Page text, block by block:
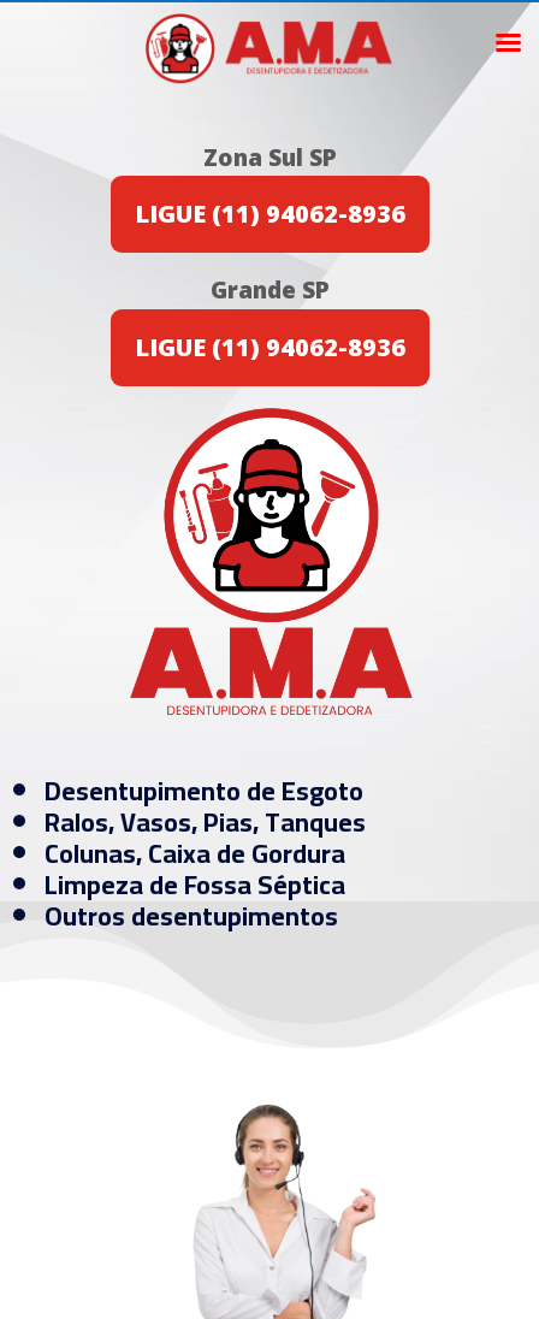
Zona Sul SP
LIGUE (11) 94062-8936
Grande SP
LIGUE (11) 94062-8936
Desentupimento de Esgoto
Ralos, Vasos, Pias, Tanques
Colunas, Caixa de Gordura
Limpeza de Fossa Séptica
Outros desentupimentos